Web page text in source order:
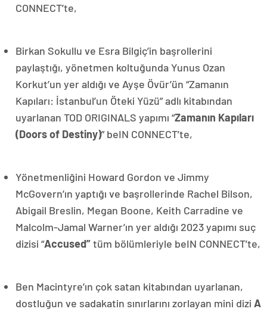
CONNECT’te,
Birkan Sokullu ve Esra Bilgiç’in başrollerini
paylaştığı, yönetmen koltuğunda Yunus Ozan
Korkut’un yer aldığı ve Ayşe Övür’ün “Zamanın
Kapıları: İstanbul’un Öteki Yüzü” adlı kitabından
uyarlanan TOD ORIGINALS yapımı “Zamanın Kapıları
(Doors of Destiny)” beIN CONNECT’te,
Yönetmenliğini Howard Gordon ve Jimmy
McGovern’ın yaptığı ve başrollerinde Rachel Bilson,
Abigail Breslin, Megan Boone, Keith Carradine ve
Malcolm-Jamal Warner’ın yer aldığı 2023 yapımı suç
dizisi “Accused”tüm bölümleriyle beIN CONNECT’te,
Ben Macintyre’ın çok satan kitabından uyarlanan,
dostluğun ve sadakatin sınırlarını zorlayan mini dizi A